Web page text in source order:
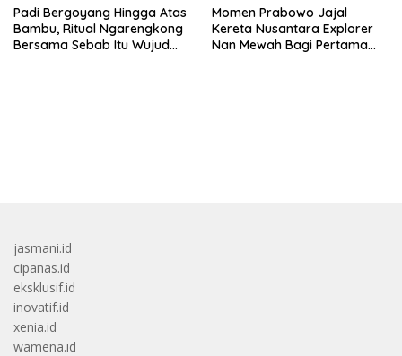
Padi Bergoyang Hingga Atas
Bambu, Ritual Ngarengkong
Bersama Sebab Itu Wujud
Momen Prabowo Jajal
Kereta Nusantara Explorer
Nan Mewah Bagi Pertama
jasmani.id
cipanas.id
eksklusif.id
inovatif.id
xenia.id
wamena.id